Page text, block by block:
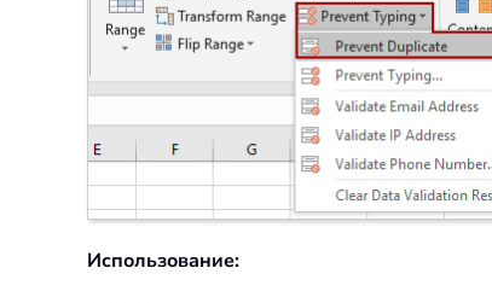
Использование: